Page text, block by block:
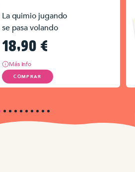
La quimio jugando
se pasa volando
18,90 €
Más Info
COMPRAR